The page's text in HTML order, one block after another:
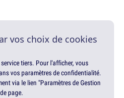
vos choix de cookies
tiers. Pour l'afficher, vous
vos paramètres de confidentialité.
via le lien "Paramètres de Gestion
page.